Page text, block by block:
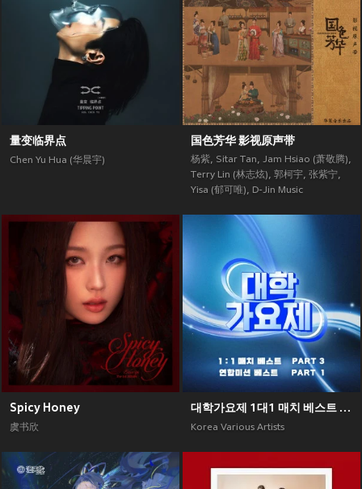
量变临界点
Chen Yu Hua (华晨宇)
国色芳华 影视原声带
杨紫, Sitar Tan, Jam Hsiao (萧敬腾),
Terry Lin (林志炫), 郭柯宇, 张紫宁,
Yisa (郁可唯), D-Jin Music
Spicy Honey
虞书欣
대학가요제 1대1 매치 베스트 PART3, 연합미션 베스트 PART1
Korea Various Artists